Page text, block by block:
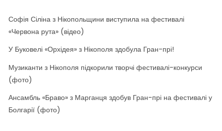
Софія Сіліна з Нікопольщини виступила на фестивалі
«Червона рута» (відео)
У Буковелі «Орхідея» з Нікополя здобула Гран-прі!
Музиканти з Нікополя підкорили творчі фестивалі-конкурси
(фото)
Ансамбль «Браво» з Марганця здобув Гран-прі на фестивалі у
Болгарії (фото)